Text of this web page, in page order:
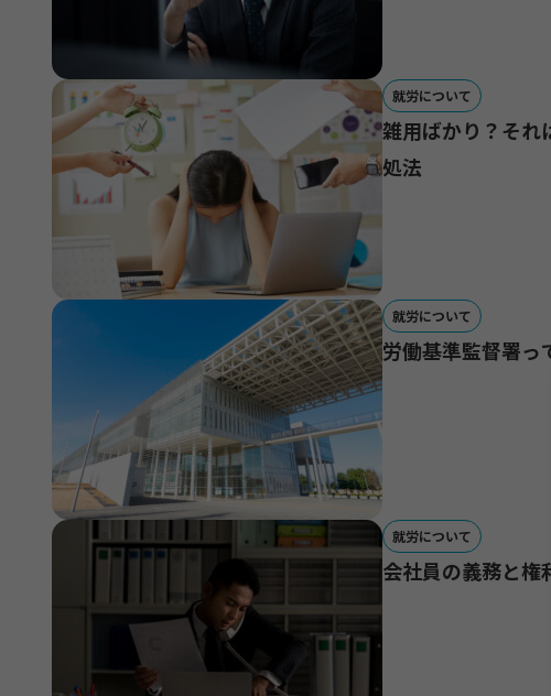
就労について
雑用ばかり？それ
処法
就労について
労働基準監督署っ
就労について
会社員の義務と権